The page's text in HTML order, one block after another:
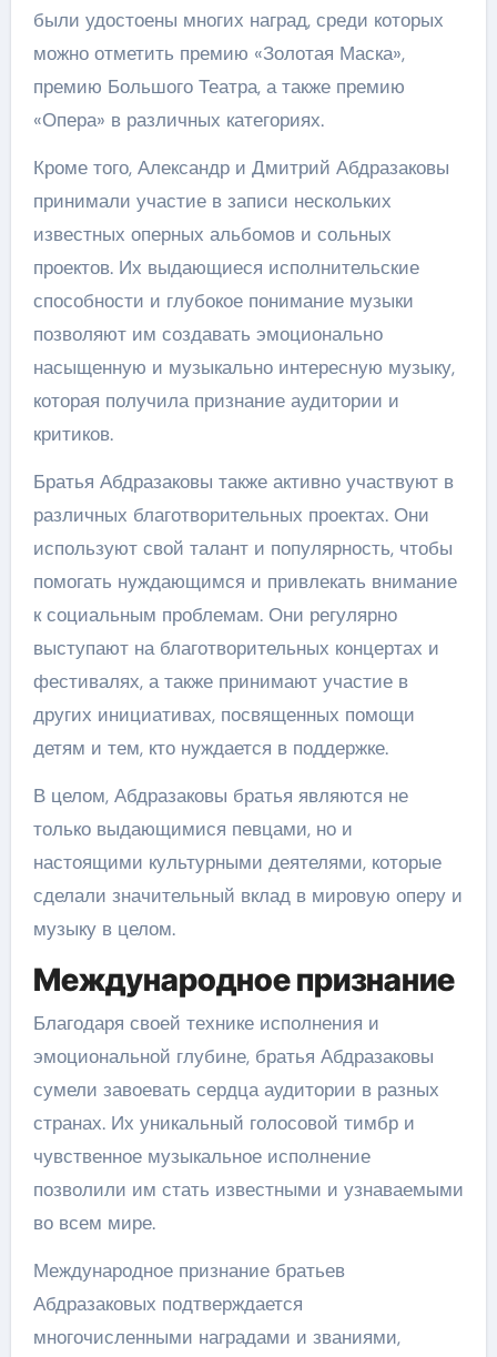
были удостоены многих наград, среди которых
можно отметить премию «Золотая Маска»,
премию Большого Театра, а также премию
«Опера» в различных категориях.
Кроме того, Александр и Дмитрий Абдразаковы
принимали участие в записи нескольких
известных оперных альбомов и сольных
проектов. Их выдающиеся исполнительские
способности и глубокое понимание музыки
позволяют им создавать эмоционально
насыщенную и музыкально интересную музыку,
которая получила признание аудитории и
критиков.
Братья Абдразаковы также активно участвуют в
различных благотворительных проектах. Они
используют свой талант и популярность, чтобы
помогать нуждающимся и привлекать внимание
к социальным проблемам. Они регулярно
выступают на благотворительных концертах и
фестивалях, а также принимают участие в
других инициативах, посвященных помощи
детям и тем, кто нуждается в поддержке.
В целом, Абдразаковы братья являются не
только выдающимися певцами, но и
настоящими культурными деятелями, которые
сделали значительный вклад в мировую оперу и
музыку в целом.
Международное признание
Благодаря своей технике исполнения и
эмоциональной глубине, братья Абдразаковы
сумели завоевать сердца аудитории в разных
странах. Их уникальный голосовой тимбр и
чувственное музыкальное исполнение
позволили им стать известными и узнаваемыми
во всем мире.
Международное признание братьев
Абдразаковых подтверждается
многочисленными наградами и званиями,